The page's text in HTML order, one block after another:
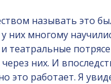
называть это
них многому
театральные
них. И
это работает. Я